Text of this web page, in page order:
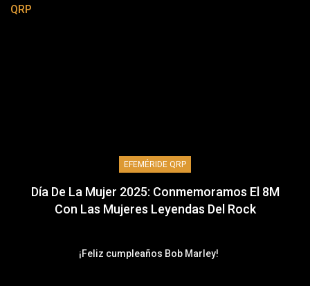
QRP
EFEMÉRIDE QRP
Día De La Mujer 2025: Conmemoramos El 8M
Con Las Mujeres Leyendas Del Rock
¡Feliz cumpleaños Bob Marley!